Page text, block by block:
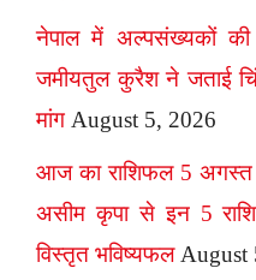
नेपाल में अल्पसंख्यकों
जमीयतुल कुरैश ने जताई
मांग August 5, 2026
आज का राशिफल 5 अगस्त
असीम कृपा से इन 5
विस्तृत भविष्यफल August